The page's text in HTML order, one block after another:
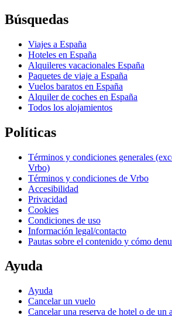
Búsquedas
Viajes a España
Hoteles en España
Alquileres vacacionales España
Paquetes de viaje a España
Vuelos baratos en España
Alquiler de coches en España
Todos los alojamientos
Políticas
Términos y condiciones generales
Vrbo)
Términos y condiciones de Vrbo
Accesibilidad
Privacidad
Cookies
Condiciones de uso
Información legal/contacto
Pautas sobre el contenido y cómo
Ayuda
Ayuda
Cancelar un vuelo
Cancelar una reserva de hotel o de un